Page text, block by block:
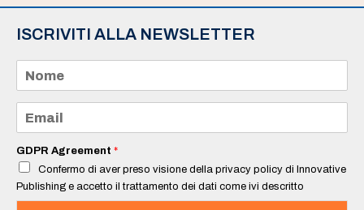
ISCRIVITI ALLA NEWSLETTER
m
e
a
i
*
GDPR Agreement *
Confermo di aver preso visione della privacy policy di Innovative
Publishing e accetto il trattamento dei dati come ivi descritto